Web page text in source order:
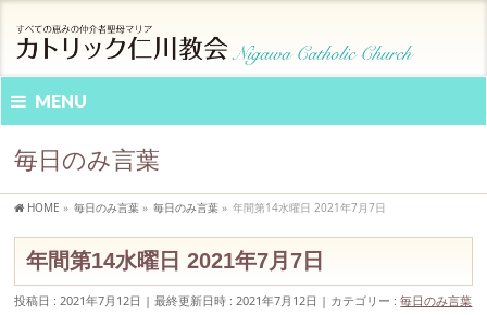
MENU
毎日のみ言葉
HOME » 毎日のみ言葉 » 毎日のみ言葉 » 年間第14水曜日 2021年7月7日
年間第14水曜日 2021年7月7日
投稿日 : 2021年7月12日 最終更新日時 : 2021年7月12日 カテゴリー :毎日のみ言葉